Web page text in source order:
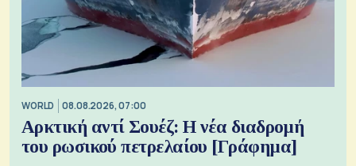
WORLD 08.08.2026, 07:00
Αρκτική αντί Σουέζ: Η νέα διαδρομή
του ρωσικού πετρελαίου [Γράφημα]